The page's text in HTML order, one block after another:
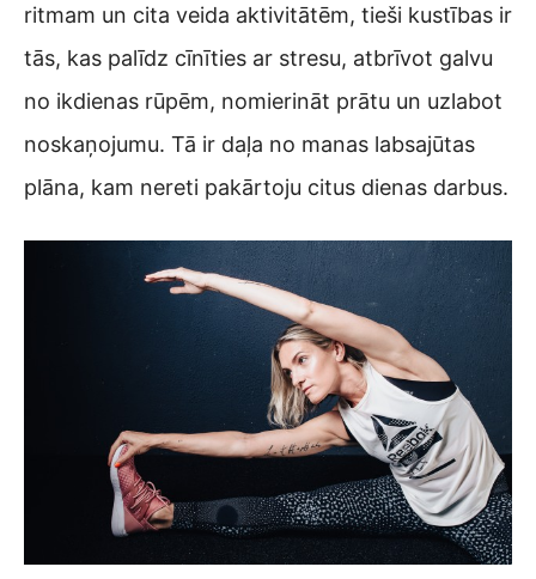
ritmam un cita veida aktivitātēm, tieši kustības ir
tās, kas palīdz cīnīties ar stresu, atbrīvot galvu
no ikdienas rūpēm, nomierināt prātu un uzlabot
noskaņojumu. Tā ir daļa no manas labsajūtas
plāna, kam nereti pakārtoju citus dienas darbus.